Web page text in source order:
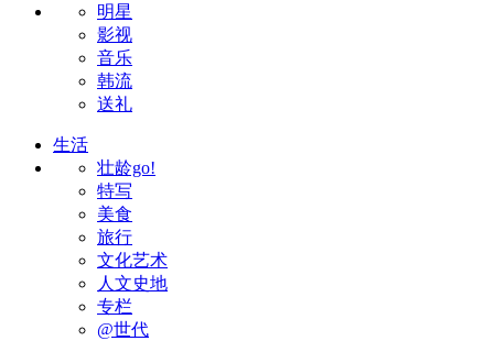
明星
影视
音乐
韩流
送礼
生活
壮龄go!
特写
美食
旅行
文化艺术
人文史地
专栏
@世代